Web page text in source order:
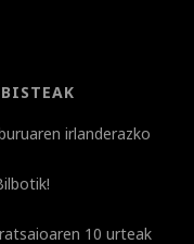
irlanderazko
10 urteak